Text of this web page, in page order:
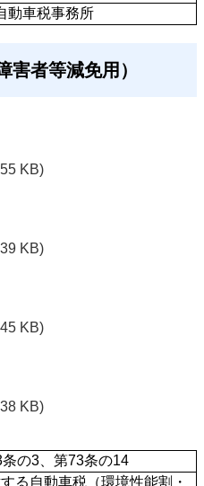
動車税事務所
害者等減免用）
KB)
KB)
KB)
KB)
の3、第73条の14
る自動車税（環境性能割・